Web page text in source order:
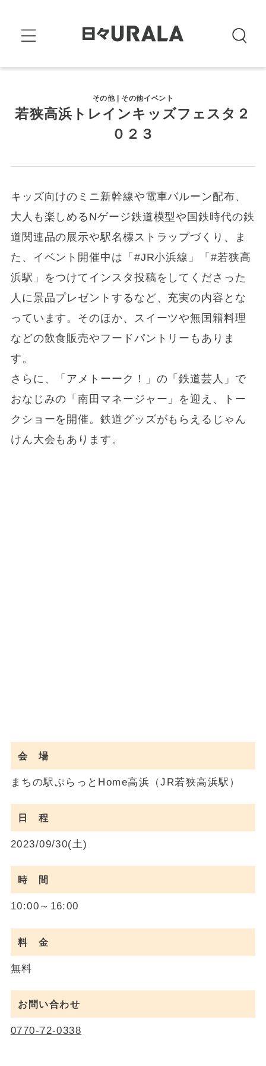
その他 | その他イベント
若狭高浜トレインキッズフェスタ２
０２３
キッズ向けのミニ新幹線や電車バルーン配布、
大人も楽しめるNゲージ鉄道模型や国鉄時代の鉄
道関連品の展示や駅名標ストラップづくり、ま
た、イベント開催中は「#JR小浜線」「#若狭高
浜駅」をつけてインスタ投稿をしてくださった
人に景品プレゼントするなど、充実の内容とな
っています。そのほか、スイーツや無国籍料理
などの飲食販売やフードパントリーもありま
す。
さらに、「アメトーーク！」の「鉄道芸人」で
おなじみの「南田マネージャー」を迎え、トー
クショーを開催。鉄道グッズがもらえるじゃん
けん大会もあります。
会 場
まちの駅ぷらっとHome高浜（JR若狭高浜駅）
日 程
2023/09/30(土)
時 間
10:00～16:00
料 金
無料
お問い合わせ
0770-72-0338